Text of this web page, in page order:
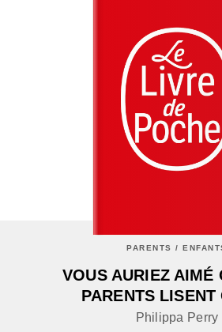
PARENTS /
VOUS AURIEZ AIMÉ
PARENTS
Philippa Perry